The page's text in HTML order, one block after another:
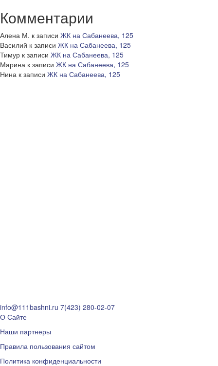
Комментарии
Алена М. к записи ЖК на Сабанеева, 125
Василий к записи ЖК на Сабанеева, 125
Тимур к записи ЖК на Сабанеева, 125
Марина к записи ЖК на Сабанеева, 125
Нина к записи ЖК на Сабанеева, 125
info@111bashni.ru 7(423) 280-02-07
О Сайте
Наши партнеры
Правила пользования сайтом
Политика конфиденциальности